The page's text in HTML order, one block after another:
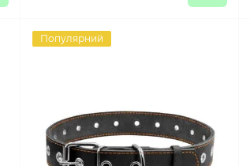
Популярний